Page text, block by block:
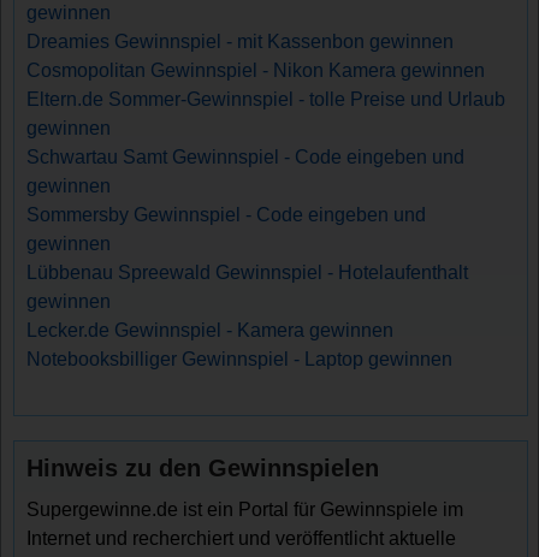
gewinnen
Dreamies Gewinnspiel - mit Kassenbon gewinnen
Cosmopolitan Gewinnspiel - Nikon Kamera gewinnen
Eltern.de Sommer-Gewinnspiel - tolle Preise und Urlaub
gewinnen
Schwartau Samt Gewinnspiel - Code eingeben und
gewinnen
Sommersby Gewinnspiel - Code eingeben und
gewinnen
Lübbenau Spreewald Gewinnspiel - Hotelaufenthalt
gewinnen
Lecker.de Gewinnspiel - Kamera gewinnen
Notebooksbilliger Gewinnspiel - Laptop gewinnen
Hinweis zu den Gewinnspielen
Supergewinne.de ist ein Portal für Gewinnspiele im
Internet und recherchiert und veröffentlicht aktuelle